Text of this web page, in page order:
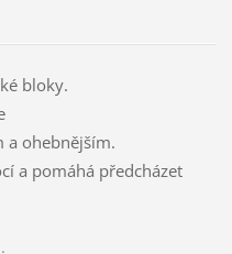
bloky.
a ohebnějším.
a pomáhá předcházet